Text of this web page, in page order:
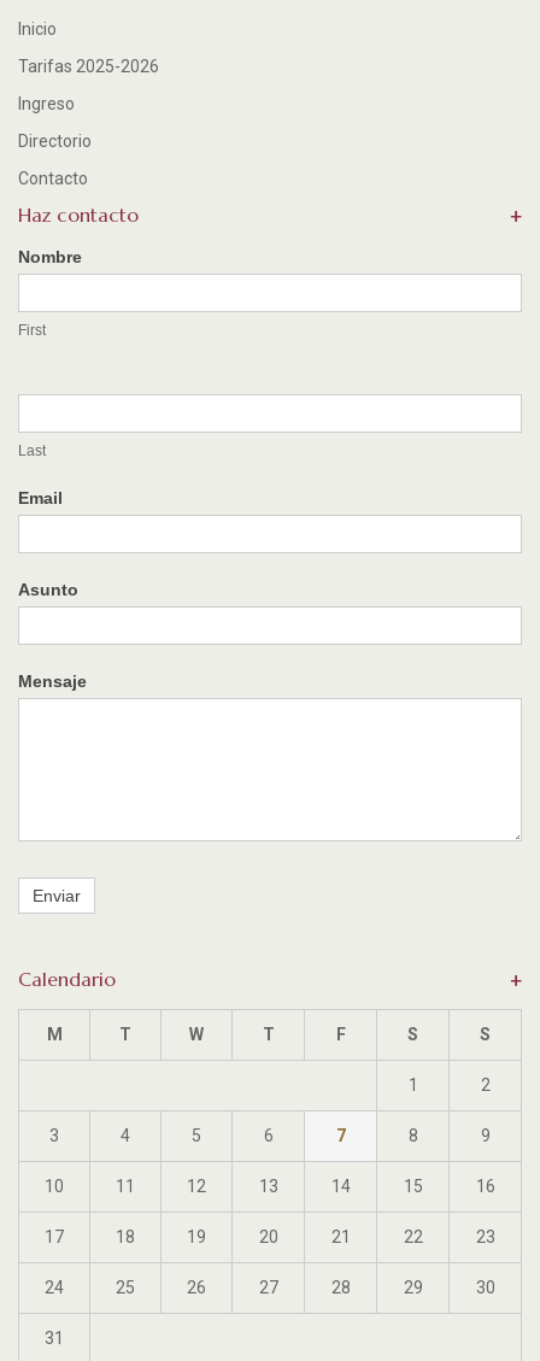
Inicio
Tarifas 2025-2026
Ingreso
Directorio
Contacto
Haz contacto
Nombre
First
Last
Email
Asunto
Mensaje
Enviar
Calendario
M T W T F S S
1 2
3 4 5 6 7 8 9
10 11 12 13 14 15 16
17 18 19 20 21 22 23
24 25 26 27 28 29 30
31